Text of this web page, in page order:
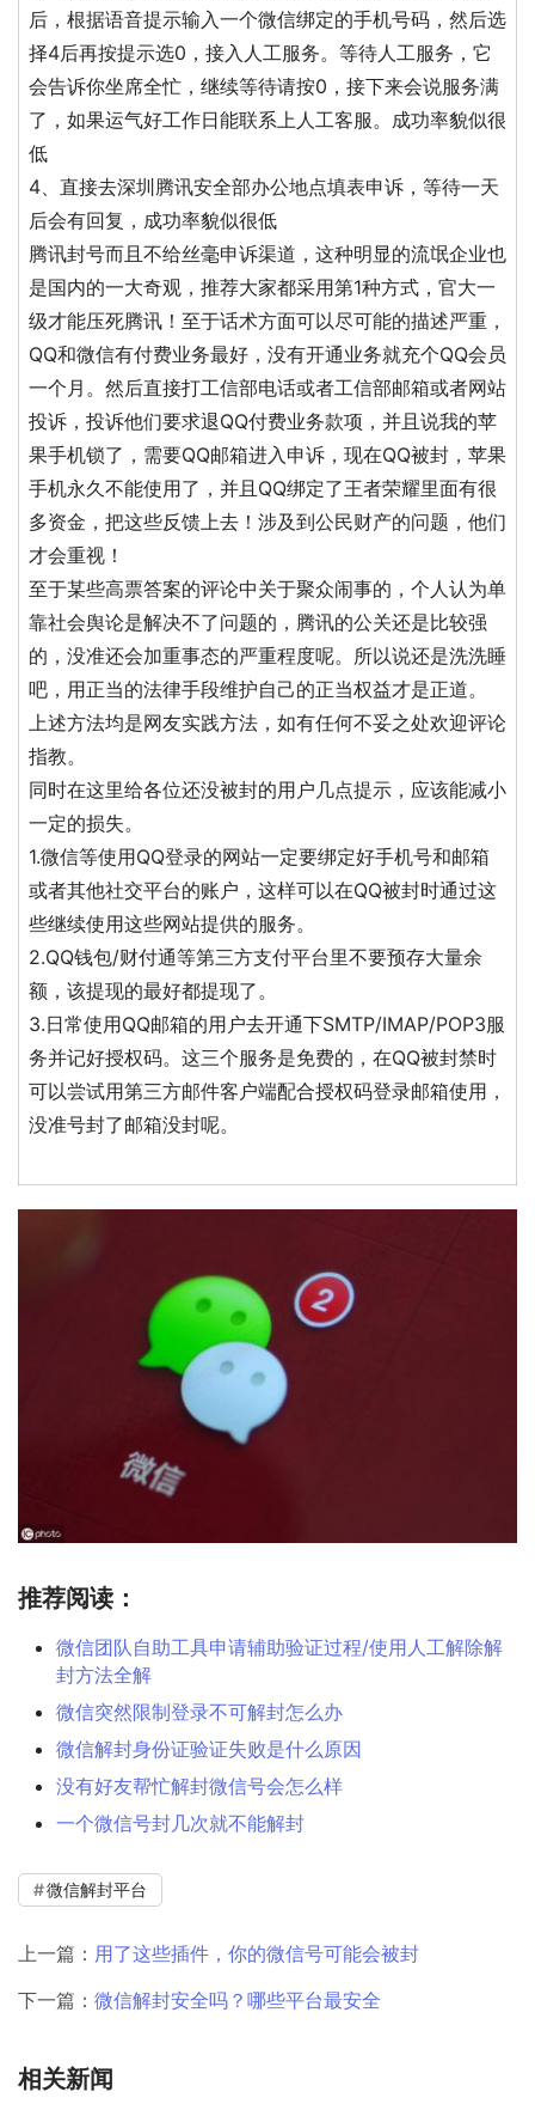
后，根据语音提示输入一个微信绑定的手机号码，然后选
择4后再按提示选0，接入人工服务。等待人工服务，它
会告诉你坐席全忙，继续等待请按0，接下来会说服务满
了，如果运气好工作日能联系上人工客服。成功率貌似很
低
4、直接去深圳腾讯安全部办公地点填表申诉，等待一天
后会有回复，成功率貌似很低
腾讯封号而且不给丝毫申诉渠道，这种明显的流氓企业也
是国内的一大奇观，推荐大家都采用第1种方式，官大一
级才能压死腾讯！至于话术方面可以尽可能的描述严重，
QQ和微信有付费业务最好，没有开通业务就充个QQ会员
一个月。然后直接打工信部电话或者工信部邮箱或者网站
投诉，投诉他们要求退QQ付费业务款项，并且说我的苹
果手机锁了，需要QQ邮箱进入申诉，现在QQ被封，苹果
手机永久不能使用了，并且QQ绑定了王者荣耀里面有很
多资金，把这些反馈上去！涉及到公民财产的问题，他们
才会重视！
至于某些高票答案的评论中关于聚众闹事的，个人认为单
靠社会舆论是解决不了问题的，腾讯的公关还是比较强
的，没准还会加重事态的严重程度呢。所以说还是洗洗睡
吧，用正当的法律手段维护自己的正当权益才是正道。
上述方法均是网友实践方法，如有任何不妥之处欢迎评论
指教。
同时在这里给各位还没被封的用户几点提示，应该能减小
一定的损失。
1.微信等使用QQ登录的网站一定要绑定好手机号和邮箱
或者其他社交平台的账户，这样可以在QQ被封时通过这
些继续使用这些网站提供的服务。
2.QQ钱包/财付通等第三方支付平台里不要预存大量余
额，该提现的最好都提现了。
3.日常使用QQ邮箱的用户去开通下SMTP/IMAP/POP3服
务并记好授权码。这三个服务是免费的，在QQ被封禁时
可以尝试用第三方邮件客户端配合授权码登录邮箱使用，
没准号封了邮箱没封呢。
推荐阅读：
微信团队自助工具申请辅助验证过程/使用人工解除解
封方法全解
微信突然限制登录不可解封怎么办
微信解封身份证验证失败是什么原因
没有好友帮忙解封微信号会怎么样
一个微信号封几次就不能解封
微信解封平台
上一篇： 用了这些插件，你的微信号可能会被封
下一篇： 微信解封安全吗？哪些平台最安全
相关新闻